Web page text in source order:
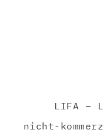
LIFA –
nicht-